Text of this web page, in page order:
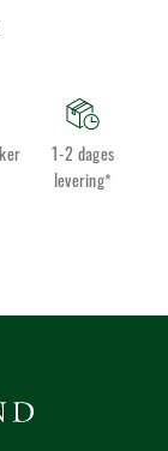
1-2 dages
levering*